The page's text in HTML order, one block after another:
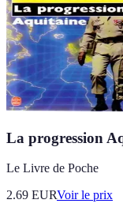
La progression
Le Livre de Poche
2.69 EURVoir le prix